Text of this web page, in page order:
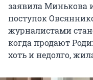
заявила Минькова
поступок
журналистами
когда продают
хоть и недолго,